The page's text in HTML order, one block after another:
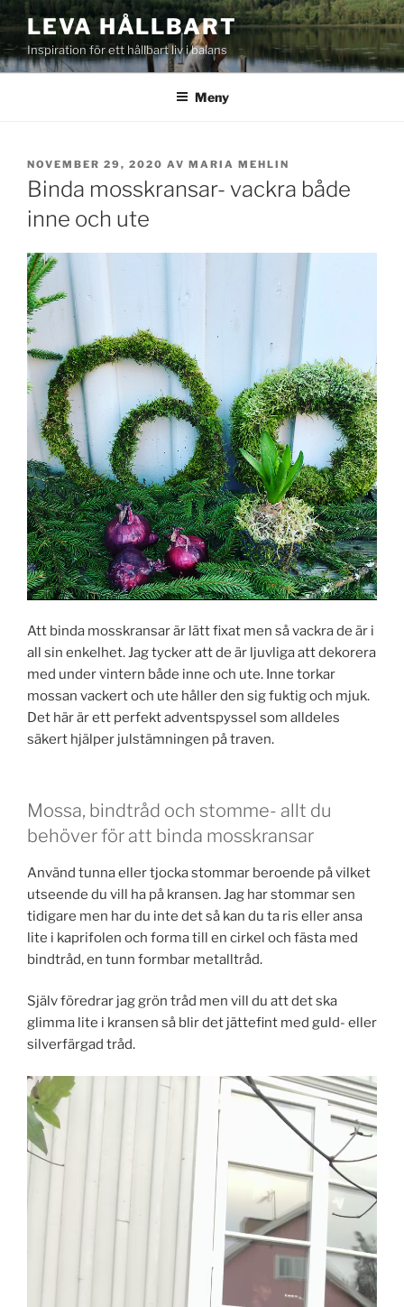
Hoppa
till
innehåll
LEVA HÅLLBART
Inspiration för ett hållbart liv i balans
Meny
PUBLICERAT
NOVEMBER 29, 2020 AV MARIA MEHLIN
Binda mosskransar- vackra både
inne och ute
Att binda mosskransar är lätt fixat men så vackra de är i
all sin enkelhet. Jag tycker att de är ljuvliga att dekorera
med under vintern både inne och ute. Inne torkar
mossan vackert och ute håller den sig fuktig och mjuk.
Det här är ett perfekt adventspyssel som alldeles
säkert hjälper julstämningen på traven.
Mossa, bindtråd och stomme- allt du
behöver för att binda mosskransar
Använd tunna eller tjocka stommar beroende på vilket
utseende du vill ha på kransen. Jag har stommar sen
tidigare men har du inte det så kan du ta ris eller ansa
lite i kaprifolen och forma till en cirkel och fästa med
bindtråd, en tunn formbar metalltråd.
Själv föredrar jag grön tråd men vill du att det ska
glimma lite i kransen så blir det jättefint med guld- eller
silverfärgad tråd.